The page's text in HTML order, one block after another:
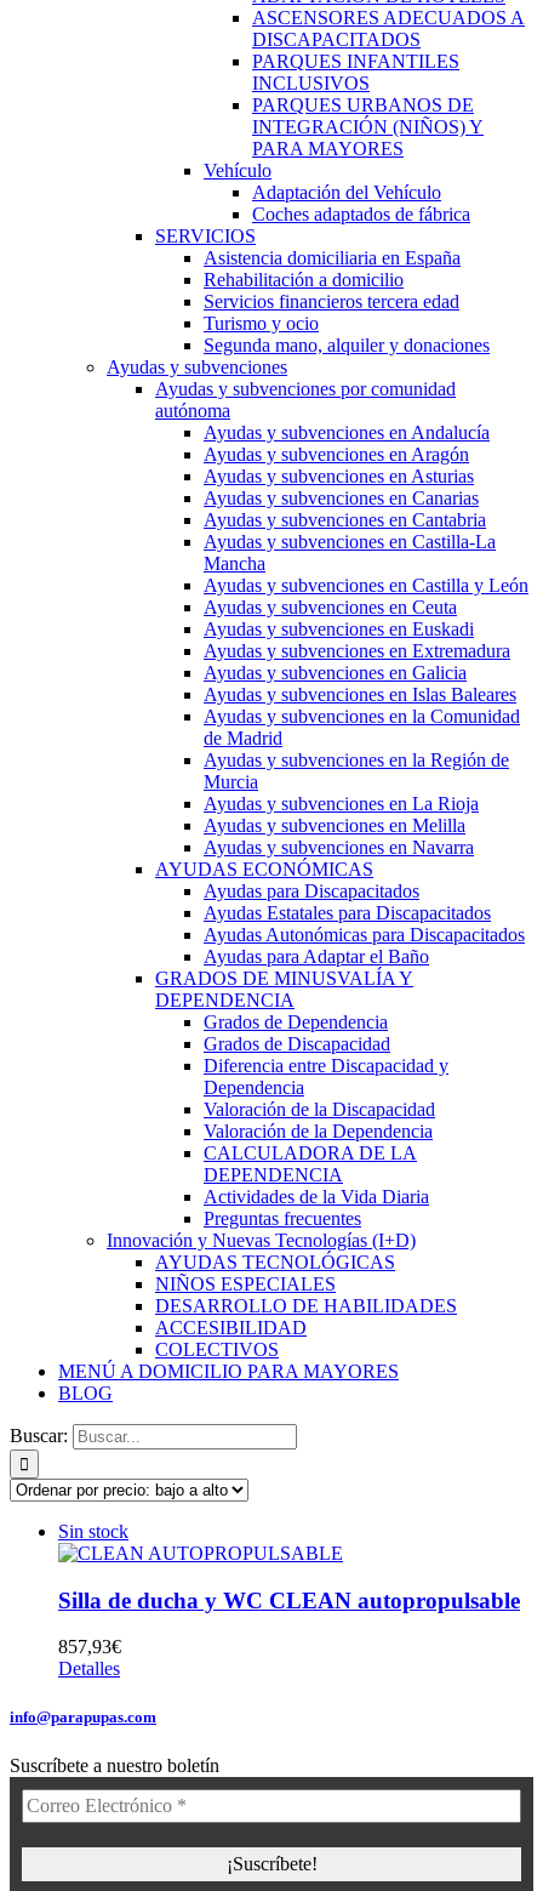
ASCENSORES ADECUADOS A
DISCAPACITADOS
PARQUES INFANTILES
INCLUSIVOS
PARQUES URBANOS DE
INTEGRACIÓN (NIÑOS) Y
PARA MAYORES
Vehículo
Adaptación del Vehículo
Coches adaptados de fábrica
SERVICIOS
Asistencia domiciliaria en España
Rehabilitación a domicilio
Servicios financieros tercera edad
Turismo y ocio
Segunda mano, alquiler y donaciones
Ayudas y subvenciones
Ayudas y subvenciones por comunidad
autónoma
Ayudas y subvenciones en Andalucía
Ayudas y subvenciones en Aragón
Ayudas y subvenciones en Asturias
Ayudas y subvenciones en Canarias
Ayudas y subvenciones en Cantabria
Ayudas y subvenciones en Castilla-La
Mancha
Ayudas y subvenciones en Castilla y León
Ayudas y subvenciones en Ceuta
Ayudas y subvenciones en Euskadi
Ayudas y subvenciones en Extremadura
Ayudas y subvenciones en Galicia
Ayudas y subvenciones en Islas Baleares
Ayudas y subvenciones en la Comunidad
de Madrid
Ayudas y subvenciones en la Región de
Murcia
Ayudas y subvenciones en La Rioja
Ayudas y subvenciones en Melilla
Ayudas y subvenciones en Navarra
AYUDAS ECONÓMICAS
Ayudas para Discapacitados
Ayudas Estatales para Discapacitados
Ayudas Autonómicas para Discapacitados
Ayudas para Adaptar el Baño
GRADOS DE MINUSVALÍA Y
DEPENDENCIA
Grados de Dependencia
Grados de Discapacidad
Diferencia entre Discapacidad y
Dependencia
Valoración de la Discapacidad
Valoración de la Dependencia
CALCULADORA DE LA
DEPENDENCIA
Actividades de la Vida Diaria
Preguntas frecuentes
Innovación y Nuevas Tecnologías (I+D)
AYUDAS TECNOLÓGICAS
NIÑOS ESPECIALES
DESARROLLO DE HABILIDADES
ACCESIBILIDAD
COLECTIVOS
MENÚ A DOMICILIO PARA MAYORES
BLOG
Buscar:
Sin stock
Silla de ducha y WC CLEAN autopropulsable
857,93€
Detalles
info@parapupas.com
Suscríbete a nuestro boletín